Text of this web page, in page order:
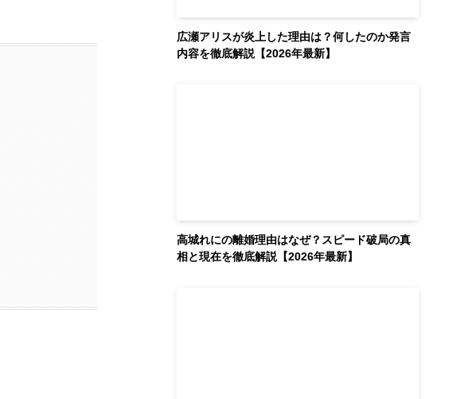
広瀬アリスが炎上した理由は？何したのか発言
内容を徹底解説【2026年最新】
高城れにの離婚理由はなぜ？スピード破局の真
相と現在を徹底解説【2026年最新】